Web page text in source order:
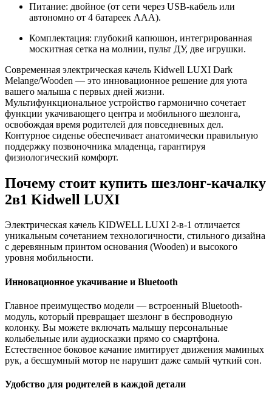
Питание: двойное (от сети через USB-кабель или
автономно от 4 батареек ААА).
Комплектация: глубокий капюшон, интегрированная
москитная сетка на молнии, пульт ДУ, две игрушки.
Современная электрическая качель Kidwell LUXI Dark
Melange/Wooden — это инновационное решение для уюта
вашего малыша с первых дней жизни.
Мультифункциональное устройство гармонично сочетает
функции укачивающего центра и мобильного шезлонга,
освобождая время родителей для повседневных дел.
Контурное сиденье обеспечивает анатомически правильную
поддержку позвоночника младенца, гарантируя
физиологический комфорт.
Почему стоит купить шезлонг-качалку
2в1 Kidwell LUXI
Электрическая качель KIDWELL LUXI 2-в-1 отличается
уникальным сочетанием технологичности, стильного дизайна
с деревянным принтом основания (Wooden) и высокого
уровня мобильности.
Инновационное укачивание и Bluetooth
Главное преимущество модели — встроенный Bluetooth-
модуль, который превращает шезлонг в беспроводную
колонку. Вы можете включать малышу персональные
колыбельные или аудиосказки прямо со смартфона.
Естественное боковое качание имитирует движения маминых
рук, а бесшумный мотор не нарушит даже самый чуткий сон.
Удобство для родителей в каждой детали